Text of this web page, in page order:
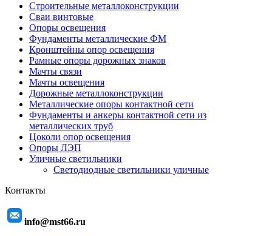
Строительные металлоконструкции
Сваи винтовые
Опоры освещения
Фундаменты металлические ФМ
Кронштейны опор освещения
Рамные опоры дорожных знаков
Мачты связи
Мачты освещения
Дорожные металлоконструкции
Металлические опоры контактной сети
Фундаменты и анкеры контактной сети из
металлических труб
Цоколи опор освещения
Опоры ЛЭП
Уличные светильники
Светодиодные светильники уличные
Контакты
info@mst66.ru